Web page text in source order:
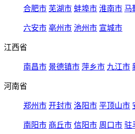
合肥市 芜湖市 蚌埠市 淮南市 马
六安市 亳州市 池州市 宣城市
江西省
南昌市 景德镇市 萍乡市 九江市
河南省
郑州市 开封市 洛阳市 平顶山市
南阳市 商丘市 信阳市 周口市 驻